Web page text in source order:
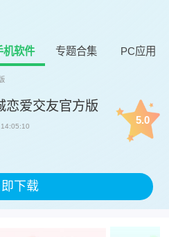
机软件 专题合集 PC应用
恋爱交友官方版
5.0
下载